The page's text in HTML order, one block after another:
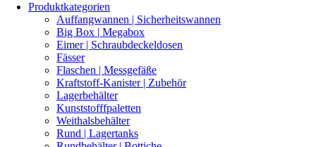
Produktkategorien
Auffangwannen | Sicherheitswannen
Big Box | Megabox
Eimer | Schraubdeckeldosen
Fässer
Flaschen | Messgefäße
Kraftstoff-Kanister | Zubehör
Lagerbehälter
Kunststofffpaletten
Weithalsbehälter
Rund | Lagertanks